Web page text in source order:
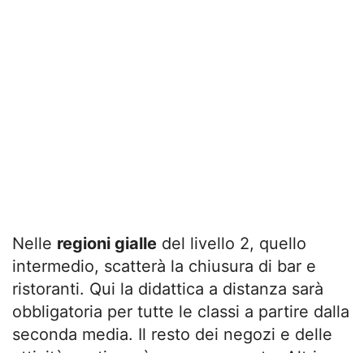
Nelle regioni gialle del livello 2, quello
intermedio, scatterà la chiusura di bar e
ristoranti. Qui la didattica a distanza sarà
obbligatoria per tutte le classi a partire dalla
seconda media. Il resto dei negozi e delle